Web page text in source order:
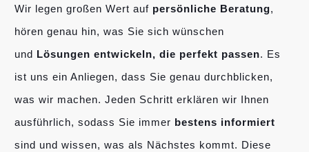
Wir legen großen Wert auf persönliche Beratung,
hören genau hin, was Sie sich wünschen
und Lösungen entwickeln, die perfekt passen. Es
ist uns ein Anliegen, dass Sie genau durchblicken,
was wir machen. Jeden Schritt erklären wir Ihnen
ausführlich, sodass Sie immer bestens informiert
sind und wissen, was als Nächstes kommt. Diese